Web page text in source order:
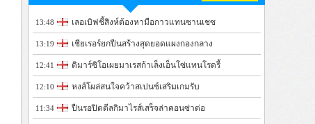
13:48 เลอเบิฟชี้สิงห์ต้องหามือกาวแทนซานเชซ
13:19 เชียเรอร์ยกปืนสร้างสุดยอดแผงกองกลาง
12:41 ดิมาร์ซิโอเผยมาเรสก้าเล็งเอ็นโซ่แทนโรดรี้
12:10 หงส์โผล่สนใจคว้าสเปนซ์เสริมเกมรับ
11:34 ปืนรอปิดดีลกิมาไรส์เสร็จล่าคอนซ่าต่อ